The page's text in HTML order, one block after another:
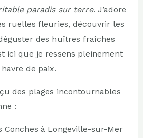
paradis sur terre. J’adore
ruelles fleuries, découvrir les
des huîtres fraîches
ici que je ressens pleinement
de paix.
des plages incontournables
:
Conches à Longeville-sur-Mer